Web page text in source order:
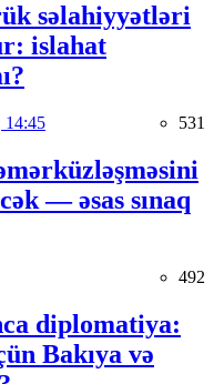
səlahiyyətləri
islahat
14:45 531
— əsas sınaq
492
diplomatiya:
Bakıya və